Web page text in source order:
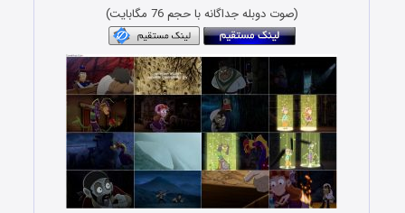
(صوت دوبله جداگانه با حجم 76 مگابایت)